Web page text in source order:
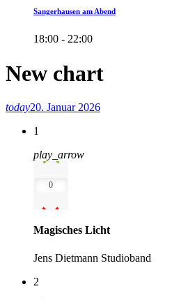
Sangerhausen am Abend
18:00 - 22:00
New chart
today20. Januar 2026
1
play_arrow
0
Magisches Licht
Jens Dietmann Studioband
2